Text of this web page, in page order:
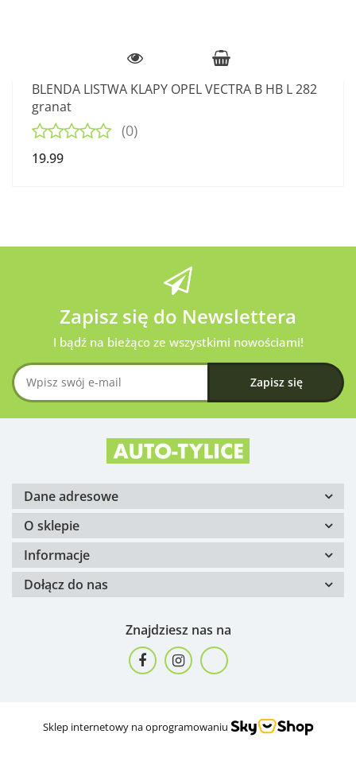
BLENDA LISTWA KLAPY OPEL VECTRA B HB L 282
granat
(0)
19.99
Zapisz się do Newslettera
I bądź na bieżąco ze wszystkimi nowościami!
Dane adresowe
O sklepie
Informacje
Dołącz do nas
Znajdziesz nas na
Sklep internetowy na oprogramowaniu